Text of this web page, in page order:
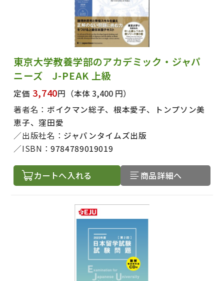
東京大学教養学部のアカデミック・ジャパ
ニーズ J-PEAK 上級
定価 3,740円 （本体 3,400 円）
著者名： ボイクマン総子、根本愛子、トンプソン美
恵子、窪田愛
出版社名： ジャパンタイムズ出版
ISBN：9784789019019
カートへ入れる 商品詳細へ